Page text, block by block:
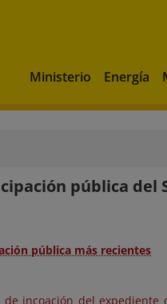
Ministerio Energía
pública del
pública más recientes
de incoación del